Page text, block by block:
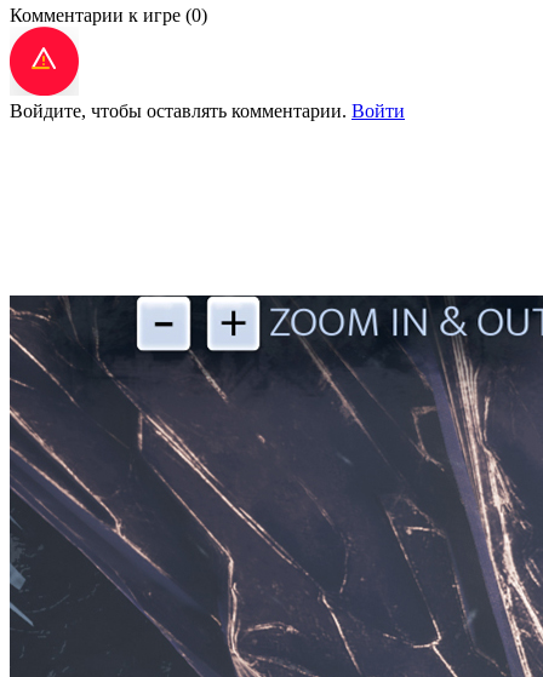
Комментарии к игре (0)
Войдите, чтобы оставлять комментарии. Войти